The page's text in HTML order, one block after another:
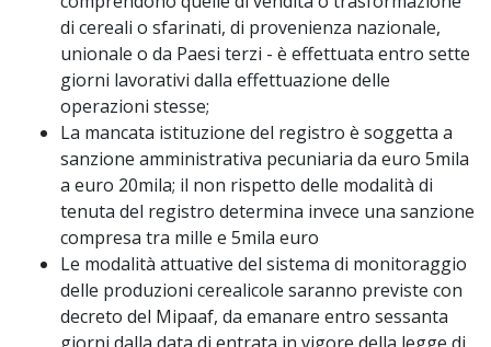
di cereali o sfarinati, di provenienza nazionale,
unionale o da Paesi terzi - è effettuata entro sette
giorni lavorativi dalla effettuazione delle
operazioni stesse;
La mancata istituzione del registro è soggetta a
sanzione amministrativa pecuniaria da euro 5mila
a euro 20mila; il non rispetto delle modalità di
tenuta del registro determina invece una sanzione
compresa tra mille e 5mila euro
Le modalità attuative del sistema di monitoraggio
delle produzioni cerealicole saranno previste con
decreto del Mipaaf, da emanare entro sessanta